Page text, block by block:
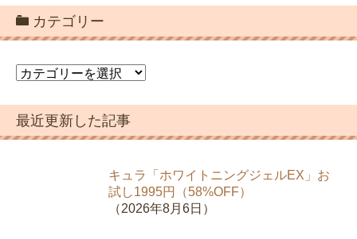
カテゴリー
カ
ゴ
リ
ー
最近更新した記事
キュラ「ホワイトニングジェルEX」お
試し1995円（58%OFF）
（2026年8月6日）